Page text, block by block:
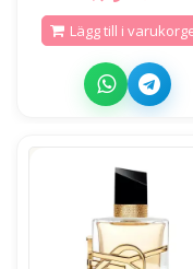
Lägg till i